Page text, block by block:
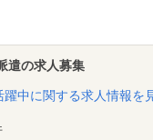
遣の求人募集
中に関する求人情報を